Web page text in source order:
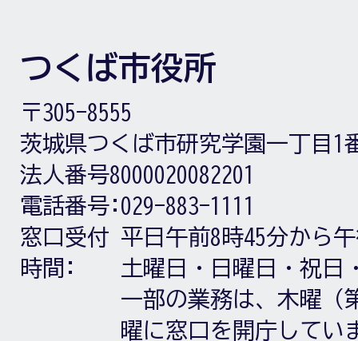
つくば市役所
〒305-8555
茨城県つくば市研究学園一丁目1
法人番号8000020082201
電話番号: 029-883-1111
窓口受付
時間:
平日午前8時45分から
土曜日・日曜日・祝日
一部の業務は、木曜（
曜に窓口を開庁してい